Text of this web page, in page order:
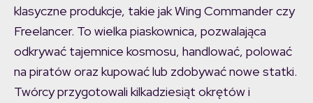
klasyczne produkcje, takie jak Wing Commander czy
Freelancer. To wielka piaskownica, pozwalająca
odkrywać tajemnice kosmosu, handlować, polować
na piratów oraz kupować lub zdobywać nowe statki.
Twórcy przygotowali kilkadziesiąt okrętów i